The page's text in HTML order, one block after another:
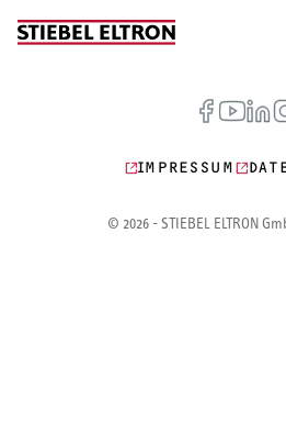
IMPRESSUM
© 2026 - STIEBEL ELTRON